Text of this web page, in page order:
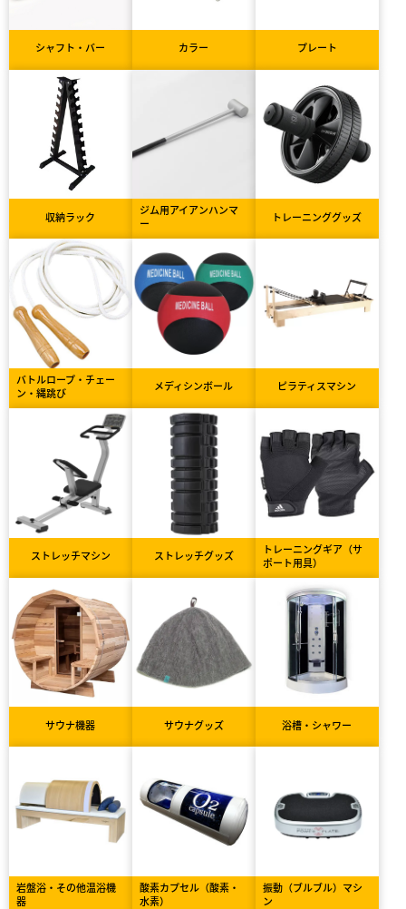
シャフト・バー カラー プレート
収納ラック
ジム用アイアンハンマ
ー
トレーニンググッズ
バトルロープ・チェー
ン・縄跳び
メディシンボール ピラティスマシン
ストレッチマシン ストレッチグッズ
トレーニングギア（サ
ポート用具）
サウナ機器 サウナグッズ 浴槽・シャワー
岩盤浴・その他温浴機
器
酸素カプセル（酸素・
水素）
振動（ブルブル）マシ
ン